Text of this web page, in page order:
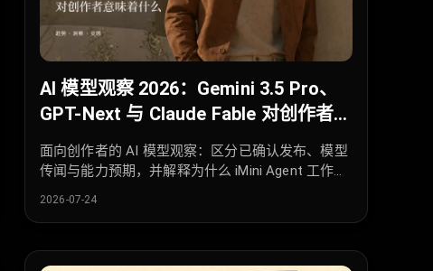
AI 模型观察 2026：Gemini 3.5 Pro、
GPT-Next 与 Claude Fable 对创作者意
味着什么
面向创作者的 AI 模型观察：区分已确认发布、模型
传闻与能力预期，并解释为什么 iMini Agent 工作流
2026-07-24